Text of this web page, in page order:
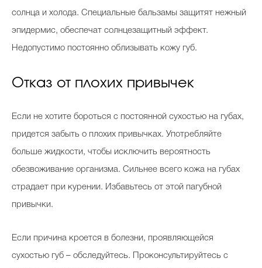
солнца и холода. Специальные бальзамы защитят нежный
эпидермис, обеспечат солнцезащитный эффект.
Недопустимо постоянно облизывать кожу губ.
Отказ от плохих привычек
Если не хотите бороться с постоянной сухостью на губах,
придется забыть о плохих привычках. Употребляйте
больше жидкости, чтобы исключить вероятность
обезвоживание организма. Сильнее всего кожа на губах
страдает при курении. Избавьтесь от этой пагубной
привычки.
Если причина кроется в болезни, проявляющейся
сухостью губ – обследуйтесь. Проконсультируйтесь с